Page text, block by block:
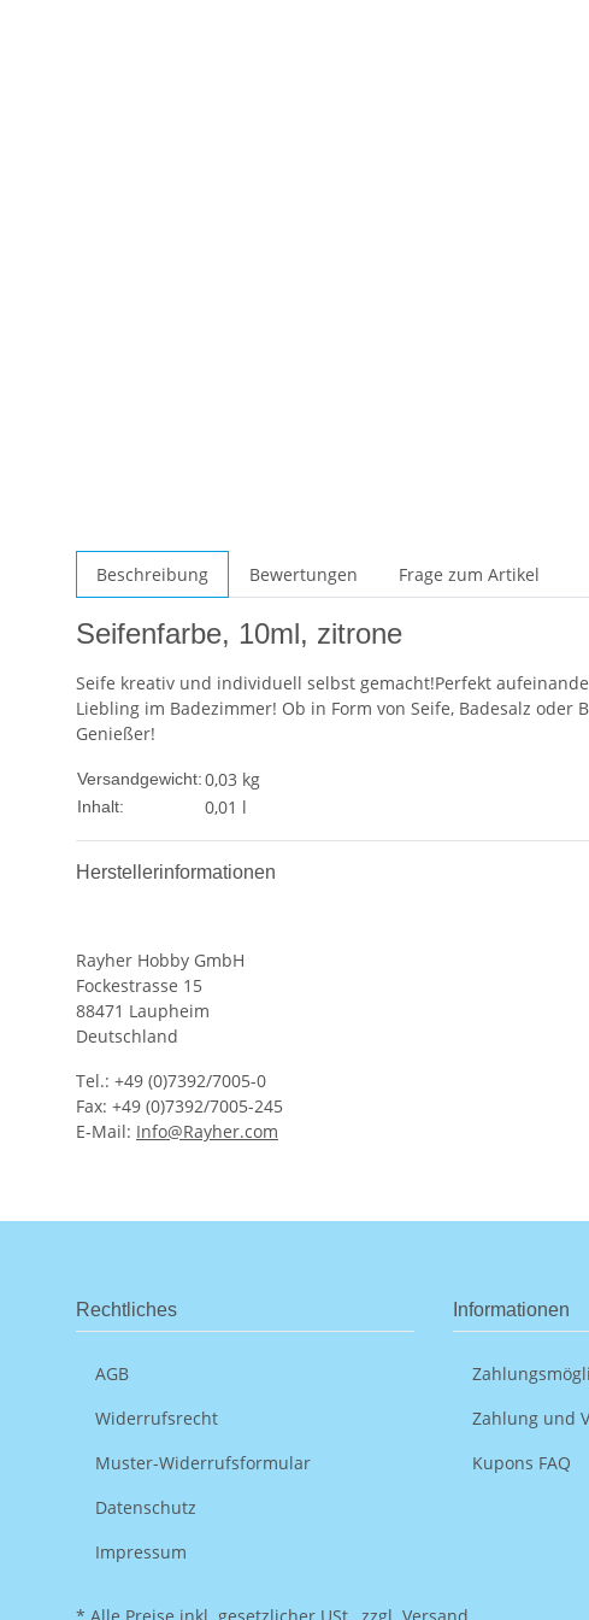
Beschreibung Bewertungen Frage zum Artikel
Seifenfarbe, 10ml, zitrone
Seife kreativ und individuell selbst gemacht!Perfekt
Liebling im Badezimmer! Ob in Form von Seife, Badesalz
Genießer!
Versandgewicht:0,03 kg
Inhalt: 0,01 l
Herstellerinformationen
Rayher Hobby GmbH
Fockestrasse 15
88471 Laupheim
Deutschland
Tel.: +49 (0)7392/7005-0
Fax: +49 (0)7392/7005-245
E-Mail: Info@Rayher.com
Rechtliches
AGB
Widerrufsrecht
Muster-Widerrufsformular
Datenschutz
Impressum
Informationen
Zahlung und
Kupons FAQ